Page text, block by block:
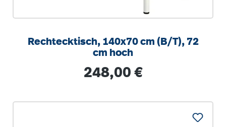
Rechtecktisch, 140x70 cm (B/T), 72
cm hoch
Regulärer Preis:
248,00 €